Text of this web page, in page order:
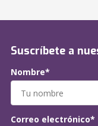
Suscríbete a
Nombre*
Correo electrónico*